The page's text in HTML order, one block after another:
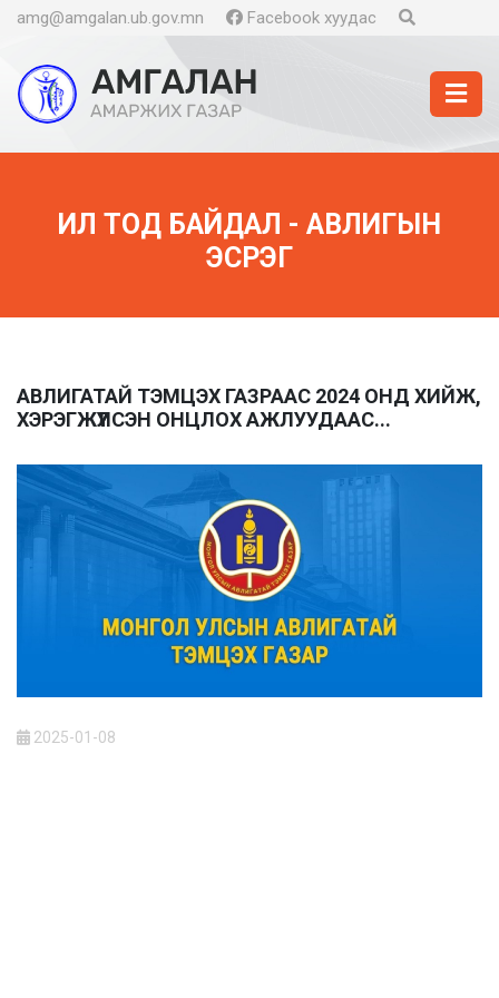
amg@amgalan.ub.gov.mn Facebook хуудас
ИЛ ТОД БАЙДАЛ - АВЛИГЫН
ЭСРЭГ
АВЛИГАТАЙ ТЭМЦЭХ ГАЗРААС 2024 ОНД ХИЙЖ,
ХЭРЭГЖҮҮЛСЭН ОНЦЛОХ АЖЛУУДААС...
2025-01-08